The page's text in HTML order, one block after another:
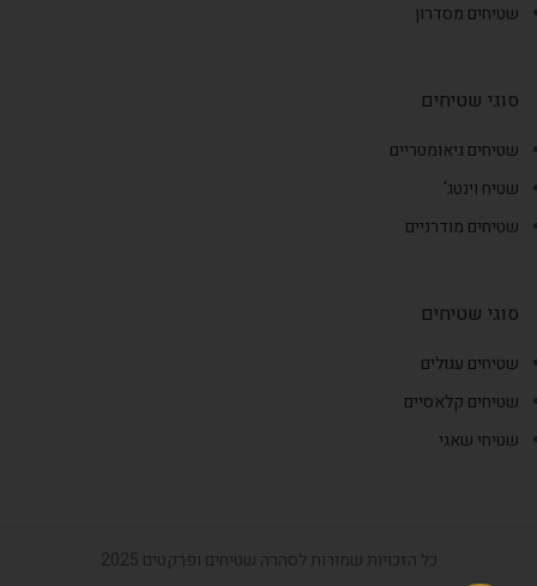
שטיחים מסדרון
סוגי שטיחים
שטיחים גיאומטריים
שטיח וינטג'
שטיחים מודרניים
סוגי שטיחים
שטיחים עגולים
שטיחים קלאסיים
שטיחי שאגי
כל הזכויות שמורות לסהרה שטיחים ופרקטים 2025